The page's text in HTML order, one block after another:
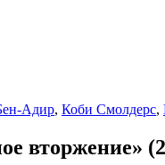
Адир, Коби Смолдерс,
вторжение»